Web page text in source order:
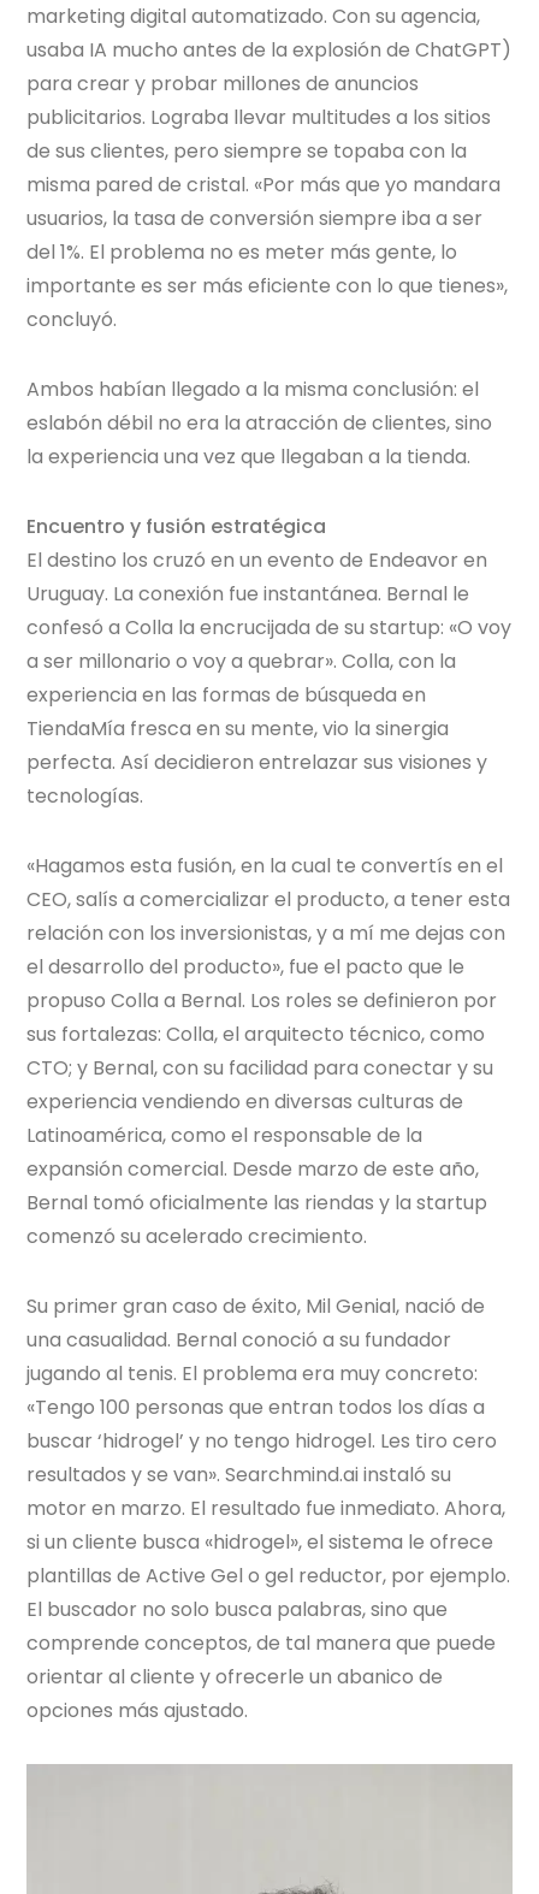
marketing digital automatizado. Con su agencia,
usaba IA mucho antes de la explosión de ChatGPT)
para crear y probar millones de anuncios
publicitarios. Lograba llevar multitudes a los sitios
de sus clientes, pero siempre se topaba con la
misma pared de cristal. «Por más que yo mandara
usuarios, la tasa de conversión siempre iba a ser
del 1%. El problema no es meter más gente, lo
importante es ser más eficiente con lo que tienes»,
concluyó.
Ambos habían llegado a la misma conclusión: el
eslabón débil no era la atracción de clientes, sino
la experiencia una vez que llegaban a la tienda.
Encuentro y fusión estratégica
El destino los cruzó en un evento de Endeavor en
Uruguay. La conexión fue instantánea. Bernal le
confesó a Colla la encrucijada de su startup: «O voy
a ser millonario o voy a quebrar». Colla, con la
experiencia en las formas de búsqueda en
TiendaMía fresca en su mente, vio la sinergia
perfecta. Así decidieron entrelazar sus visiones y
tecnologías.
«Hagamos esta fusión, en la cual te convertís en el
CEO, salís a comercializar el producto, a tener esta
relación con los inversionistas, y a mí me dejas con
el desarrollo del producto», fue el pacto que le
propuso Colla a Bernal. Los roles se definieron por
sus fortalezas: Colla, el arquitecto técnico, como
CTO; y Bernal, con su facilidad para conectar y su
experiencia vendiendo en diversas culturas de
Latinoamérica, como el responsable de la
expansión comercial. Desde marzo de este año,
Bernal tomó oficialmente las riendas y la startup
comenzó su acelerado crecimiento.
Su primer gran caso de éxito, Mil Genial, nació de
una casualidad. Bernal conoció a su fundador
jugando al tenis. El problema era muy concreto:
«Tengo 100 personas que entran todos los días a
buscar ‘hidrogel’ y no tengo hidrogel. Les tiro cero
resultados y se van». Searchmind.ai instaló su
motor en marzo. El resultado fue inmediato. Ahora,
si un cliente busca «hidrogel», el sistema le ofrece
plantillas de Active Gel o gel reductor, por ejemplo.
El buscador no solo busca palabras, sino que
comprende conceptos, de tal manera que puede
orientar al cliente y ofrecerle un abanico de
opciones más ajustado.